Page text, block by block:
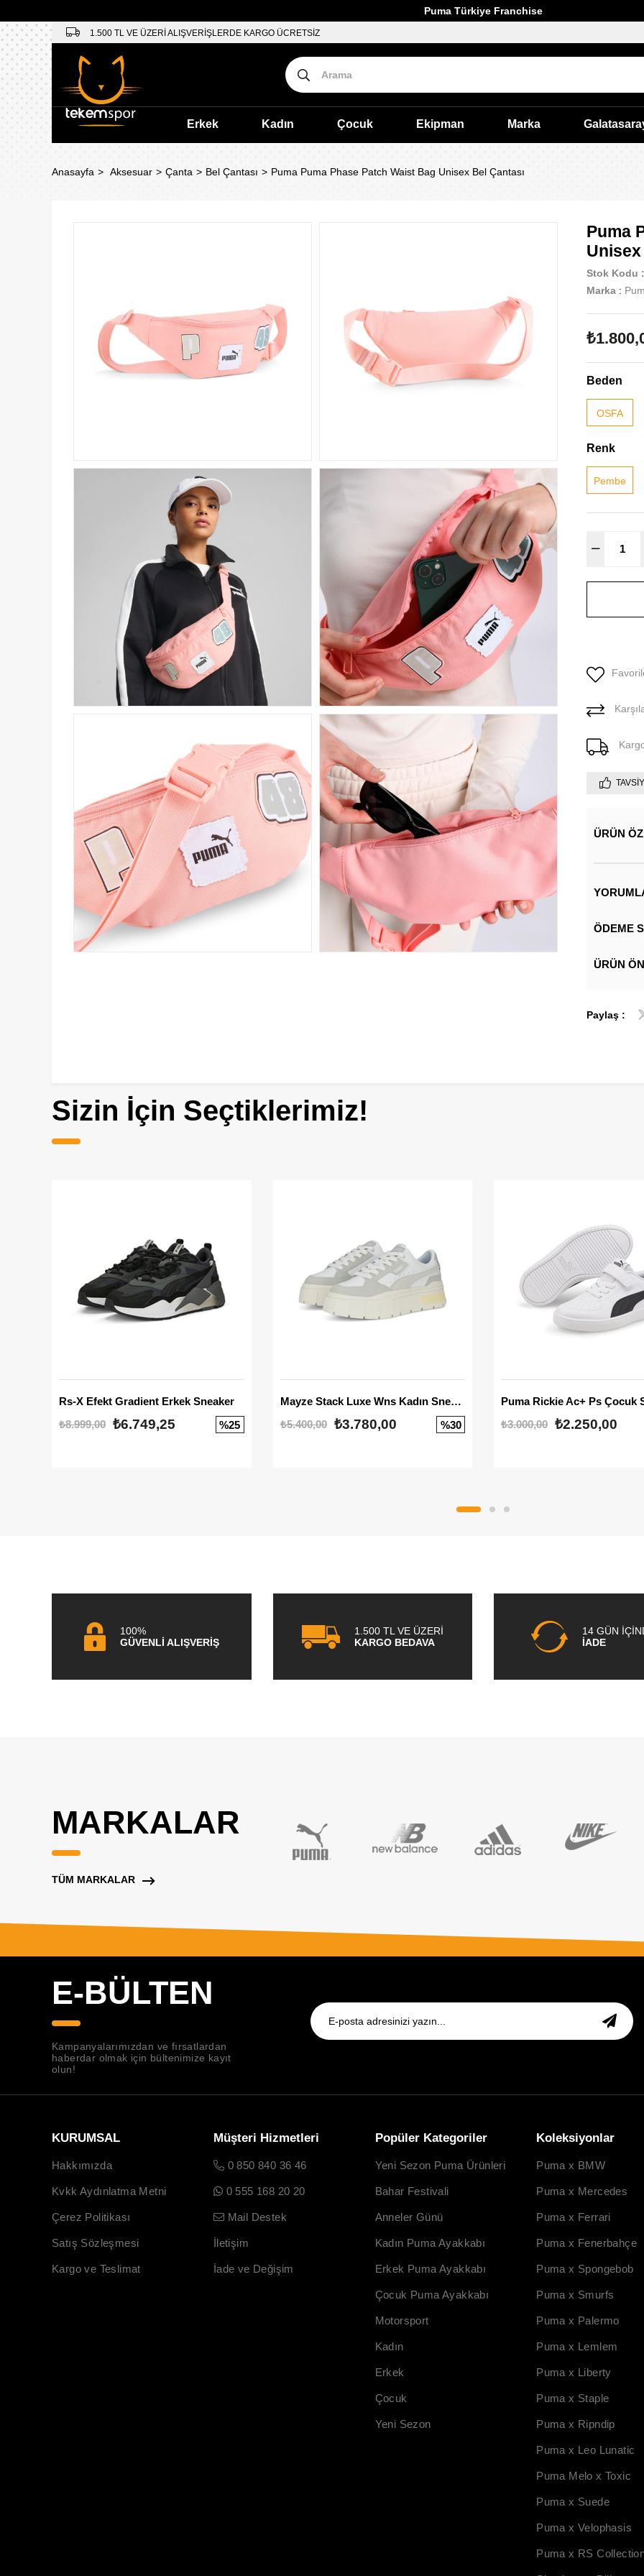
Puma Türkiye Franchise
1.500 TL VE ÜZERİ ALIŞVERİŞLERDE KARGO ÜCRETSİZ
Erkek Kadın Çocuk Ekipman Marka
Anasayfa Aksesuar Çanta Bel Çantası Puma Puma Phase Patch Waist Bag Unisex Bel Çantası
Puma
Unisex
Stok Kodu
Marka :
Beden
OSFA
Renk
Pembe
ÜRÜN
ÖDEME
ÜRÜN
Paylaş :
Sizin İçin Seçtiklerimiz!
Rs-X Efekt Gradient Erkek Sneaker
₺8.999,00 ₺6.749,25 %25
Mayze Stack Luxe Wns Kadın Sneaker
₺5.400,00
₺3.780,00 %30
Puma Rickie Ac+ Ps Çocuk
₺3.000,00 ₺2.250,00
100%
GÜVENLİ ALIŞVERİŞ
1.500 TL VE ÜZERİ
KARGO BEDAVA
14 GÜN
İADE
MARKALAR
TÜM MARKALAR
E-BÜLTEN
Kampanyalarımızdan ve fırsatlardan
haberdar olmak için bültenimize kayıt
olun!
KURUMSAL
Hakkımızda
Kvkk Aydınlatma Metni
Çerez Politikası
Satış Sözleşmesi
Kargo ve Teslimat
Müşteri Hizmetleri
0 850 840 36 46
0 555 168 20 20
Mail Destek
İletişim
İade ve Değişim
Popüler Kategoriler
Yeni Sezon Puma Ürünleri
Bahar Festivali
Anneler Günü
Kadın Puma Ayakkabı
Erkek Puma Ayakkabı
Çocuk Puma Ayakkabı
Motorsport
Kadın
Erkek
Çocuk
Yeni Sezon
Koleksiyonlar
Puma x BMW
Puma x Mercedes
Puma x Ferrari
Puma x Fenerbahçe
Puma x Spongebob
Puma x Smurfs
Puma x Palermo
Puma x Lemlem
Puma x Liberty
Puma x Staple
Puma x Ripndip
Puma x Leo Lunatic
Puma Melo x Toxic
Puma x Suede
Puma x Velophasis
Puma x RS